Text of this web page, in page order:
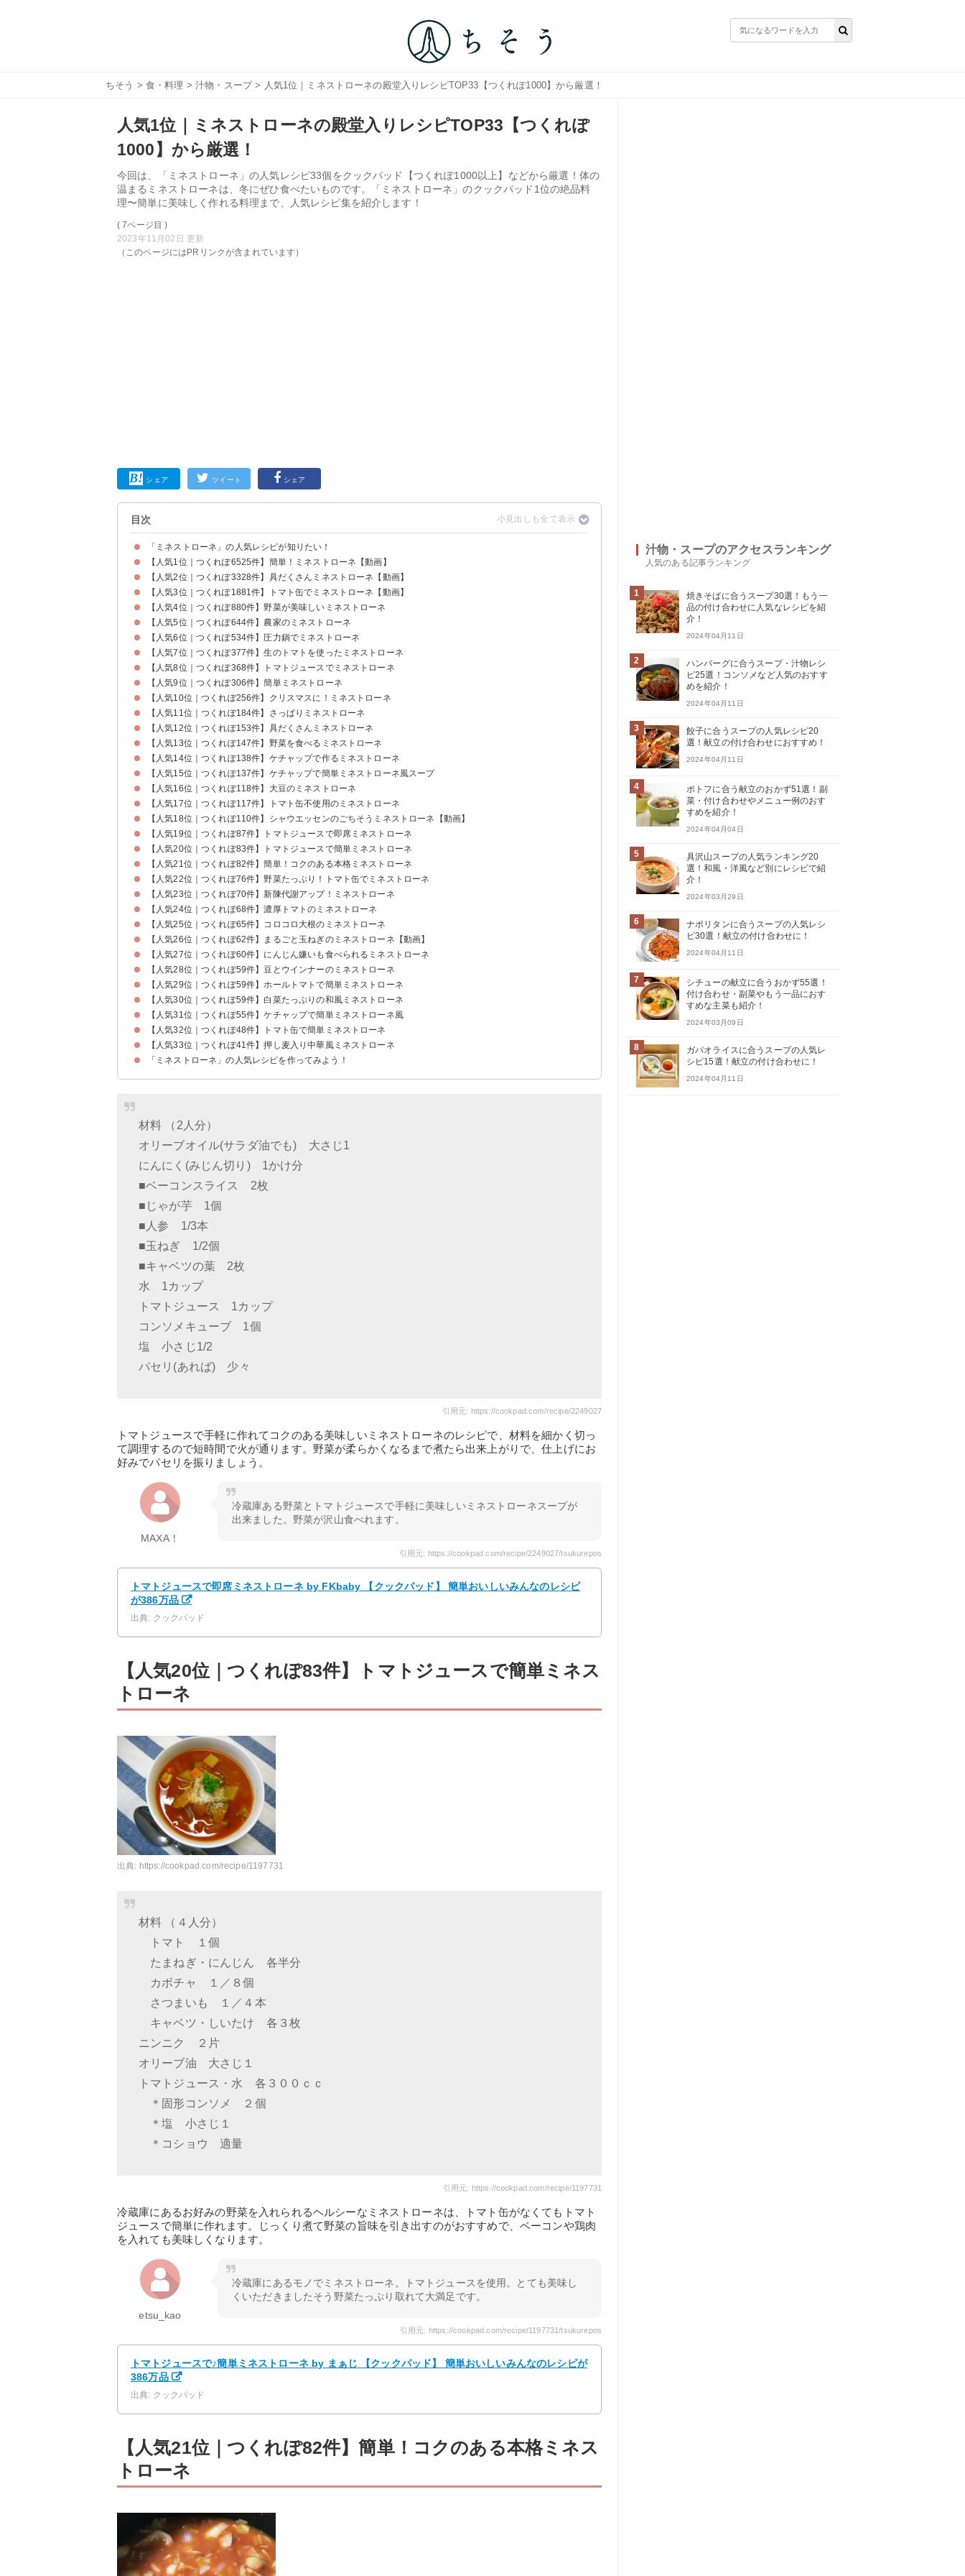
ちそう > 食・料理 >汁物・スープ> 人気1位｜ミネストローネの殿堂入りレシピTOP33【つくれぽ1000】から厳選！
人気1位｜ミネストローネの殿堂入りレシピTOP33【つくれぽ
1000】から厳選！
今回は、「ミネストローネ」の人気レシピ33個をクックパッド【つくれぽ1000以上】などから厳選！体の
温まるミネストローネは、冬にぜひ食べたいものです。「ミネストローネ」のクックパッド1位の絶品料
理〜簡単に美味しく作れる料理まで、人気レシピ集を紹介します！
( 7ページ目 )
2023年11月02日 更新
（このページにはPRリンクが含まれています）
シェア ツイート シェア
目次
「ミネストローネ」の人気レシピが知りたい！
【人気1位｜つくれぽ6525件】簡単！ミネストローネ【動画】
【人気2位｜つくれぽ3328件】具だくさんミネストローネ【動画】
【人気3位｜つくれぽ1881件】トマト缶でミネストローネ【動画】
【人気4位｜つくれぽ880件】野菜が美味しいミネストローネ
【人気5位｜つくれぽ644件】農家のミネストローネ
【人気6位｜つくれぽ534件】圧力鍋でミネストローネ
【人気7位｜つくれぽ377件】生のトマトを使ったミネストローネ
【人気8位｜つくれぽ368件】トマトジュースでミネストローネ
【人気9位｜つくれぽ306件】簡単ミネストローネ
【人気10位｜つくれぽ256件】クリスマスに！ミネストローネ
【人気11位｜つくれぽ184件】さっぱりミネストローネ
【人気12位｜つくれぽ153件】具だくさんミネストローネ
【人気13位｜つくれぽ147件】野菜を食べるミネストローネ
【人気14位｜つくれぽ138件】ケチャップで作るミネストローネ
【人気15位｜つくれぽ137件】ケチャップで簡単ミネストローネ風スープ
【人気16位｜つくれぽ118件】大豆のミネストローネ
【人気17位｜つくれぽ117件】トマト缶不使用のミネストローネ
【人気18位｜つくれぽ110件】シャウエッセンのごちそうミネストローネ【動画】
【人気19位｜つくれぽ87件】トマトジュースで即席ミネストローネ
【人気20位｜つくれぽ83件】トマトジュースで簡単ミネストローネ
【人気21位｜つくれぽ82件】簡単！コクのある本格ミネストローネ
【人気22位｜つくれぽ76件】野菜たっぷり！トマト缶でミネストローネ
【人気23位｜つくれぽ70件】新陳代謝アップ！ミネストローネ
【人気24位｜つくれぽ68件】濃厚トマトのミネストローネ
【人気25位｜つくれぽ65件】コロコロ大根のミネストローネ
【人気26位｜つくれぽ62件】まるごと玉ねぎのミネストローネ【動画】
【人気27位｜つくれぽ60件】にんじん嫌いも食べられるミネストローネ
【人気28位｜つくれぽ59件】豆とウインナーのミネストローネ
【人気29位｜つくれぽ59件】ホールトマトで簡単ミネストローネ
【人気30位｜つくれぽ59件】白菜たっぷりの和風ミネストローネ
【人気31位｜つくれぽ55件】ケチャップで簡単ミネストローネ風
【人気32位｜つくれぽ48件】トマト缶で簡単ミネストローネ
【人気33位｜つくれぽ41件】押し麦入り中華風ミネストローネ
「ミネストローネ」の人気レシピを作ってみよう！
材料 （2人分）
オリーブオイル(サラダ油でも) 大さじ1
にんにく(みじん切り) 1かけ分
■ベーコンスライス 2枚
■じゃが芋 1個
■人参 1/3本
■玉ねぎ 1/2個
■キャベツの葉 2枚
水 1カップ
トマトジュース 1カップ
コンソメキューブ 1個
塩 小さじ1/2
パセリ(あれば) 少々
引用元: https://cookpad.com/recipe/2249027
トマトジュースで手軽に作れてコクのある美味しいミネストローネのレシピで、材料を細かく切っ
て調理するので短時間で火が通ります。野菜が柔らかくなるまで煮たら出来上がりで、仕上げにお
好みでパセリを振りましょう。
MAXA！
冷蔵庫ある野菜とトマトジュースで手軽に美味しいミネストローネスープが
出来ました。野菜が沢山食べれます。
引用元: https://cookpad.com/recipe/2249027/tsukurepos
トマトジュースで即席ミネストローネ by FKbaby 【クックパッド】 簡単おいしいみんなのレシピ
が386万品
出典: クックパッド
【人気20位｜つくれぽ83件】トマトジュースで簡単ミネス
トローネ
出典: https://cookpad.com/recipe/1197731
材料 （４人分）
トマト １個
たまねぎ・にんじん 各半分
カボチャ １／８個
さつまいも １／４本
キャベツ・しいたけ 各３枚
ニンニク ２片
オリーブ油 大さじ１
トマトジュース・水 各３００ｃｃ
＊固形コンソメ ２個
＊塩 小さじ１
＊コショウ 適量
引用元: https://cookpad.com/recipe/1197731
冷蔵庫にあるお好みの野菜を入れられるヘルシーなミネストローネは、トマト缶がなくてもトマト
ジュースで簡単に作れます。じっくり煮て野菜の旨味を引き出すのがおすすめで、ベーコンや鶏肉
を入れても美味しくなります。
etsu_kao
冷蔵庫にあるモノでミネストローネ。トマトジュースを使用。とても美味し
くいただきましたそう野菜たっぷり取れて大満足です。
引用元: https://cookpad.com/recipe/1197731/tsukurepos
トマトジュースで♪簡単ミネストローネ by まぁじ 【クックパッド】 簡単おいしいみんなのレシピが
386万品
出典: クックパッド
【人気21位｜つくれぽ82件】簡単！コクのある本格ミネス
トローネ
汁物・スープのアクセスランキング
人気のある記事ランキング
1
焼きそばに合うスープ30選！もう一
品の付け合わせに人気なレシピを紹
介！
2024年04月11日
2
ハンバーグに合うスープ・汁物レシ
ピ25選！コンソメなど人気のおすす
めを紹介！
2024年04月11日
3
餃子に合うスープの人気レシピ20
選！献立の付け合わせにおすすめ！
2024年04月11日
4
ポトフに合う献立のおかず51選！副
菜・付け合わせやメニュー例のおす
すめを紹介！
2024年04月04日
5
具沢山スープの人気ランキング20
選！和風・洋風など別にレシピで紹
介！
2024年03月29日
6
ナポリタンに合うスープの人気レシ
ピ30選！献立の付け合わせに！
2024年04月11日
7
シチューの献立に合うおかず55選！
付け合わせ・副菜やもう一品におす
すめな主菜も紹介！
2024年03月09日
8
ガパオライスに合うスープの人気レ
シピ15選！献立の付け合わせに！
2024年04月11日